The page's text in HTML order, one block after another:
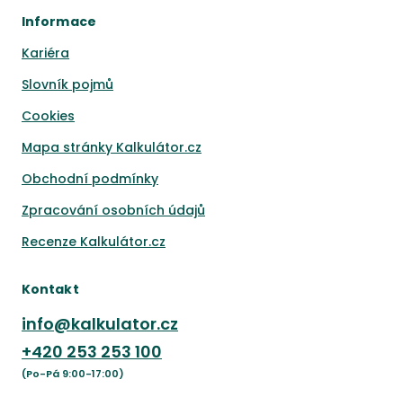
Informace
Kariéra
Slovník pojmů
Cookies
Mapa stránky Kalkulátor.cz
Obchodní podmínky
Zpracování osobních údajů
Recenze Kalkulátor.cz
Kontakt
info@kalkulator.cz
+420 253 253 100
(Po-Pá 9:00-17:00)